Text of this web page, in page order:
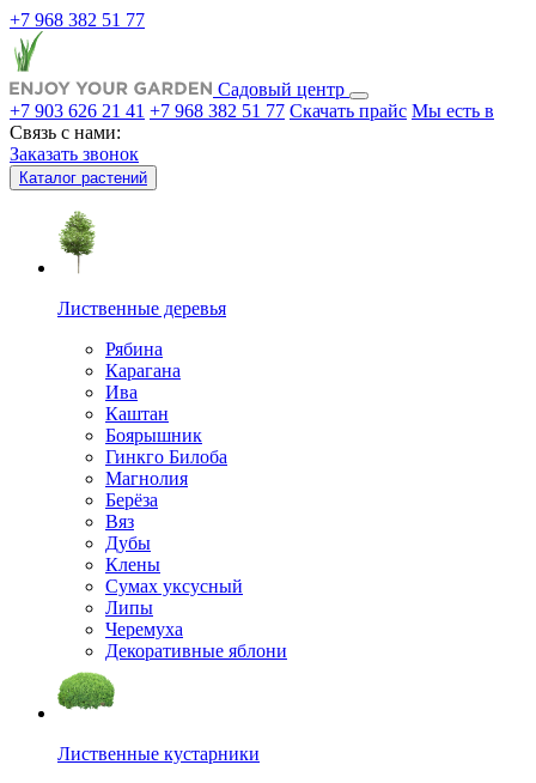
+7 968 382 51 77
Садовый центр
+7 903 626 21 41 +7 968 382 51 77 Скачать прайс Мы есть в
Связь с нами:
Заказать звонок
Каталог растений
Лиственные деревья
Рябина
Карагана
Ива
Каштан
Боярышник
Гинкго Билоба
Магнолия
Берёза
Вяз
Дубы
Клены
Сумах уксусный
Липы
Черемуха
Декоративные яблони
Лиственные кустарники